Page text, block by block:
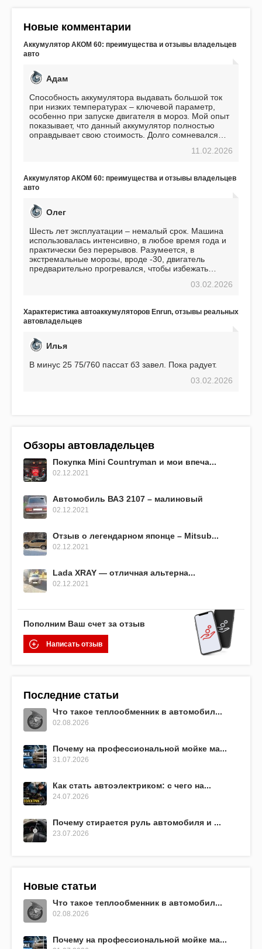
Новые комментарии
Аккумулятор АКОМ 60: преимущества и отзывы владельцев
авто
Адам
Способность аккумулятора выдавать большой ток
при низких температурах – ключевой параметр,
особенно при запуске двигателя в мороз. Мой опыт
показывает, что данный аккумулятор полностью
оправдывает свою стоимость. Долго сомневался
пожалел. Считаю, что это отличное вложение,11.02.2026
Аккумулятор АКОМ 60: преимущества и отзывы владельцев
авто
Олег
Шесть лет эксплуатации – немалый срок. Машина
использовалась интенсивно, в любое время года и
практически без перерывов. Разумеется, в
экстремальные морозы, вроде -30, двигатель
предварительно прогревался, чтобы избежать
использования не было ни единой поломки,
EFB 75. Судя по характеристикам, он даже
превосходит предыдущую модель.
03.02.2026
Характеристика автоаккумуляторов Enrun, отзывы реальных
автовладельцев
Илья
В минус 25 75/760 пассат б3 завел. Пока радует.
03.02.2026
Обзоры автовладельцев
Покупка Mini Countryman и мои впеча...
02.12.2021
Автомобиль ВАЗ 2107 – малиновый
02.12.2021
Отзыв о легендарном японце – Mitsub...
02.12.2021
Lada XRAY — отличная альтерна...
02.12.2021
Пополним Ваш счет за отзыв
Написать отзыв
Последние статьи
Что такое теплообменник в автомобил...
02.08.2026
Почему на профессиональной мойке ма...
31.07.2026
Как стать автоэлектриком: с чего на...
24.07.2026
Почему стирается руль автомобиля и ...
23.07.2026
Новые статьи
Что такое теплообменник в автомобил...
02.08.2026
Почему на профессиональной мойке ма...